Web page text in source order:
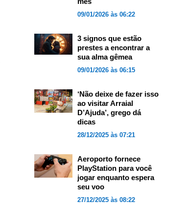
09/01/2026 às 06:22
3 signos que estão
prestes a encontrar a
sua alma gêmea
09/01/2026 às 06:15
‘Não deixe de fazer isso
ao visitar Arraial
D’Ajuda’, grego dá
dicas
28/12/2025 às 07:21
Aeroporto fornece
PlayStation para você
jogar enquanto espera
seu voo
27/12/2025 às 08:22